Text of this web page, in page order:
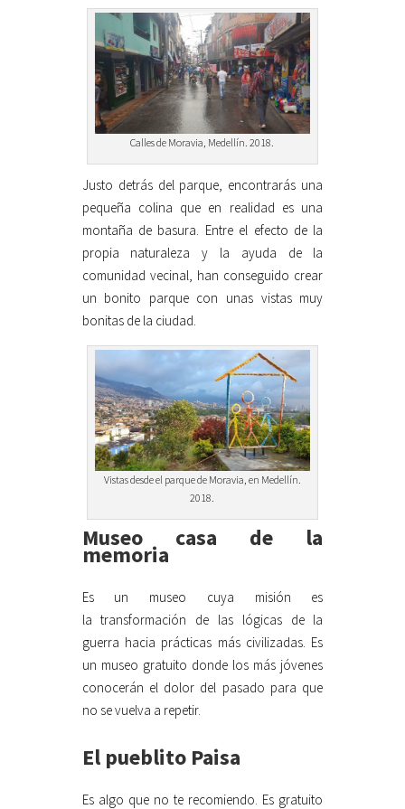
Calles de Moravia, Medellín. 2018.
Justo detrás del parque, encontrarás una
pequeña colina que en realidad es una
montaña de basura. Entre el efecto de la
propia naturaleza y la ayuda de la
comunidad vecinal, han conseguido crear
un bonito parque con unas vistas muy
bonitas de la ciudad.
Vistas desde el parque de Moravia, en Medellín.
2018.
Museo casa de la
memoria
Es un museo cuya misión es
la transformación de las lógicas de la
guerra hacia prácticas más civilizadas. Es
un museo gratuito donde los más jóvenes
conocerán el dolor del pasado para que
no se vuelva a repetir.
El pueblito Paisa
Es algo que no te recomiendo. Es gratuito